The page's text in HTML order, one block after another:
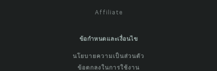
Affiliate
ข้อกำหนดและเงื่อนไข
นโยบายความเป็นส่วนตัว
ข้อตกลงในการใช้งาน